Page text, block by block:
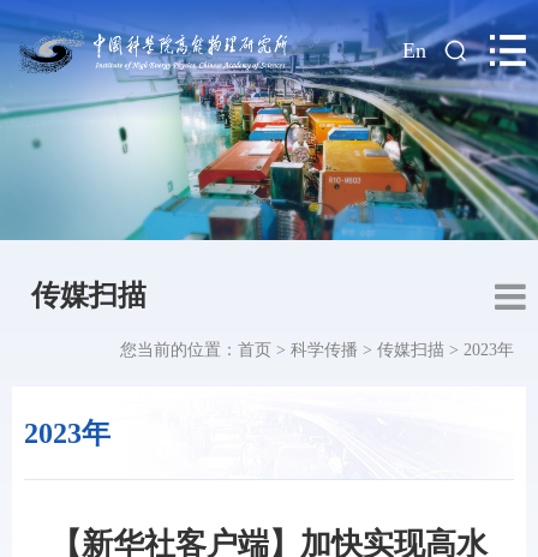
| En
传媒扫描
2023年
您当前的位置： 首页 > 科学传播 > 传媒扫描 > 2023年
【新华社客户端】加快实现高水